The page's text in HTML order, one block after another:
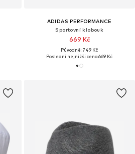
ADIDAS PERFORMANCE
Sportovní klobouk
669 Kč
Původně: 749 Kč
Poslední nejnižší cena:669 Kč